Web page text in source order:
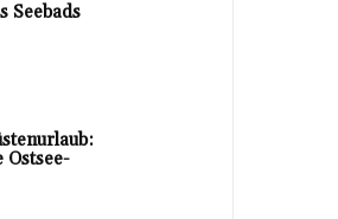
Seebads
Ostsee-